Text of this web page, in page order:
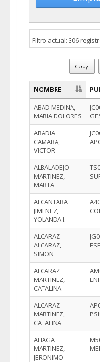
Filtro actual: 306
Copy
NOMBRE
ABAD MEDINA,
MARIA DOLORES
ABADIA
CAMARA,
VICTOR
ALBALADEJO
MARTINEZ,
MARTA
ALCANTARA
JIMENEZ,
YOLANDA I.
ALCARAZ
ALCARAZ,
SIMON
ALCARAZ
MARTINEZ,
CATALINA
ALCARAZ
MARTINEZ,
CATALINA
ALIAGA
MARTINEZ,
JERONIMO